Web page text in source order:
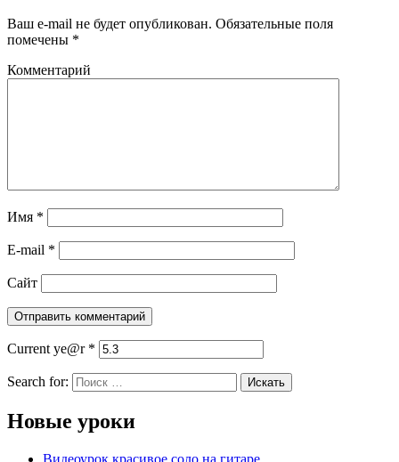
Ваш e-mail не будет опубликован. Обязательные поля
помечены *
Комментарий
Имя *
E-mail *
Сайт
Current ye@r *
Search for:
Новые уроки
Видеоурок красивое соло на гитаре